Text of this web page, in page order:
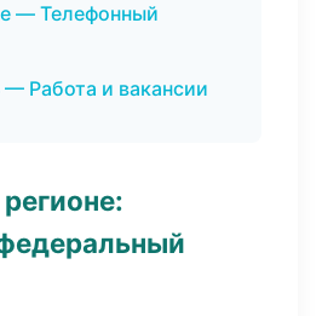
— Телефонный
Работа и вакансии